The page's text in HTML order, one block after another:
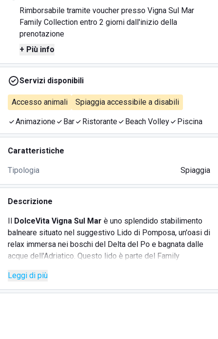
Rimborsabile tramite voucher presso Vigna Sul Mar
Family Collection entro 2 giorni dall'inizio della
prenotazione
+ Più info
Servizi disponibili
Accesso animali Spiaggia accessibile a disabili
Animazione Bar Ristorante Beach Volley Piscina
Caratteristiche
Tipologia Spiaggia
Descrizione
Il DolceVita Vigna Sul Mar è uno splendido stabilimento
balneare situato nel suggestivo Lido di Pomposa, un'oasi di
relax immersa nei boschi del Delta del Po e bagnata dalle
acque dell'Adriatico. Questo lido è parte del Family
perfetta di comfort e natura per chi cerca una vacanza
indimenticabile sulla costa romagnola. Gli ospiti possono
Leggi di più